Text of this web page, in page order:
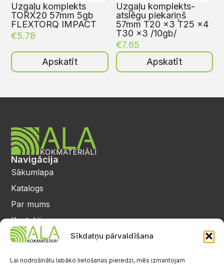
Sīkdatņu pārvaldīšana
Lai nodrošinātu labāko lietošanas pieredzi, mēs izmantojam
Uzgaļu komplekts
TORX20 57mm 5gb
FLEXTORQ IMPACT
€5.78
Apskatīt
Uzgaļu komplekts-
atslēgu piekariņš
57mm T20 x3 T25 x4
T30 x3 /10gb/
€7.65
Apskatīt
Navigācija
Sākumlapa
Katalogs
Par mums
Kontakti
Privātuma politika
25 64 17 98